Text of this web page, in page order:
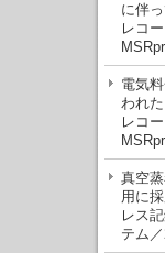
に伴
レコ
電気
われ
レコ
真空
用に
レス
テム